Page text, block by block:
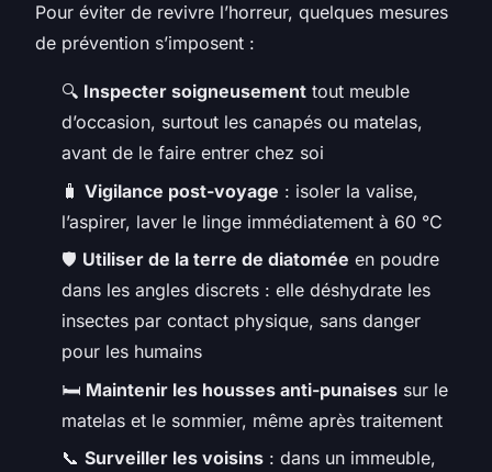
Pour éviter de revivre l’horreur, quelques mesures
de prévention s’imposent :
🔍 Inspecter soigneusement tout meuble
d’occasion, surtout les canapés ou matelas,
avant de le faire entrer chez soi
🧳 Vigilance post-voyage : isoler la valise,
l’aspirer, laver le linge immédiatement à 60 °C
🛡️ Utiliser de la terre de diatomée en poudre
dans les angles discrets : elle déshydrate les
insectes par contact physique, sans danger
pour les humains
🛏️ Maintenir les housses anti-punaises sur le
matelas et le sommier, même après traitement
📞 Surveiller les voisins : dans un immeuble,